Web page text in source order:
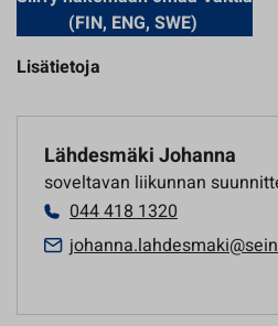
(FIN, ENG, SWE)
Lisätietoja
Lähdesmäki Johanna
soveltavan liikunnan
044 418 1320